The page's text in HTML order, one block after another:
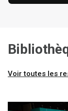
Voir toutes les